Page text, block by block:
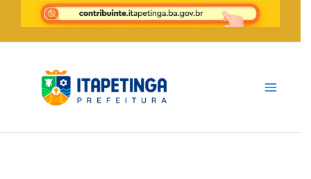
para
conteúdo